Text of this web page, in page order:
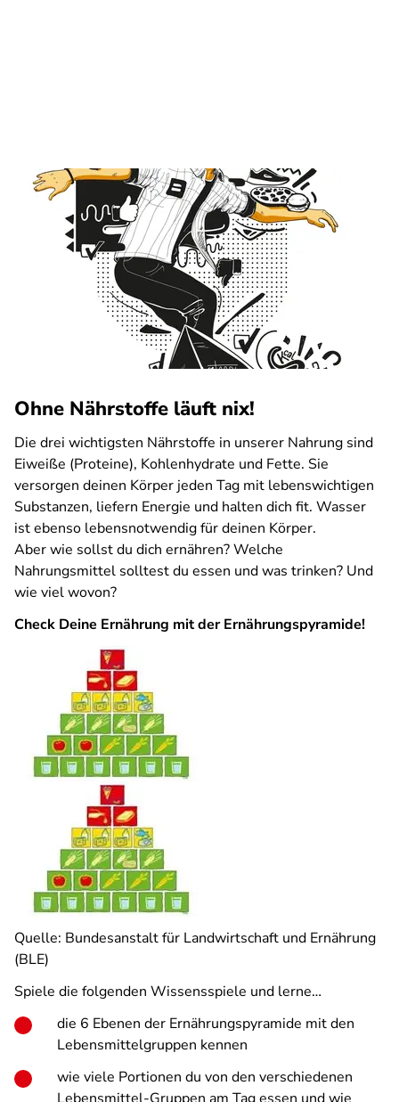
Ohne Nährstoffe läuft nix!
Die drei wichtigsten Nährstoffe in unserer Nahrung sind
Eiweiße (Proteine), Kohlenhydrate und Fette. Sie
versorgen deinen Körper jeden Tag mit lebenswichtigen
Substanzen, liefern Energie und halten dich fit. Wasser
ist ebenso lebensnotwendig für deinen Körper.
Aber wie sollst du dich ernähren? Welche
Nahrungsmittel solltest du essen und was trinken? Und
wie viel wovon?
Check Deine Ernährung mit der Ernährungspyramide!
Quelle: Bundesanstalt für Landwirtschaft und Ernährung
(BLE)
Spiele die folgenden Wissensspiele und lerne…
die 6 Ebenen der Ernährungspyramide mit den
Lebensmittelgruppen kennen
wie viele Portionen du von den verschiedenen